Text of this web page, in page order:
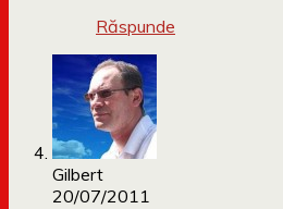
Răspunde
Gilbert
20/07/2011